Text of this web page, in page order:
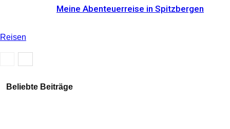
Reisen
Reisen
Meine Abenteuerreise in Spitzbergen
Beliebte Beiträge